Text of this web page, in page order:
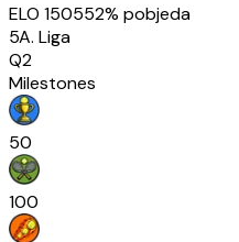
ELO 150552% pobjeda
5A. Liga
Q2
Milestones
50
100